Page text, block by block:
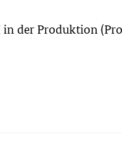
der Produktion